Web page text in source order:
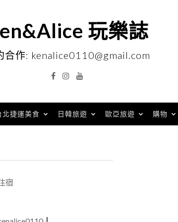
玩樂誌
合作: kenalice0110@gmail.com
FacebookInstagramYouTube
北捷運美食 日韓旅遊 歐亞旅遊 購物
宿